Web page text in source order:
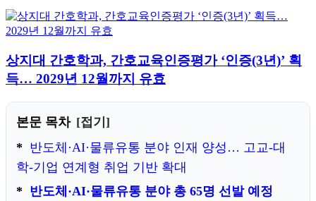
상지대 간호학과, 간호교육인증평가 ‘인증(3년)’ 획
득… 2029년 12월까지 유효
본문 목차
접기
반도체·AI·물류유통 분야 인재 양성… 고교-대
학-기업 연계형 취업 기반 확대
반도체·AI·물류유통 분야 총 65명 선발 예정